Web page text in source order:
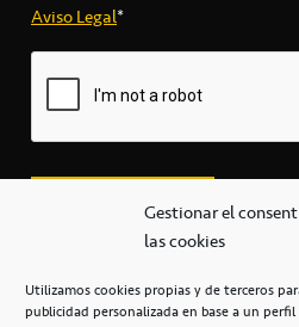
Gestionar el
las cookies
Utilizamos cookies propias y de terceros
publicidad personalizada en base a un
Aviso Legal*